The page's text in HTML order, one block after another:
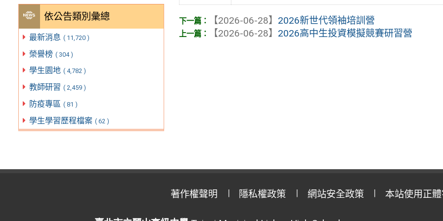
依公告類別彙總
最新消息 ( 11,720 )
榮譽榜 ( 304 )
學生園地 ( 4,782 )
教師研習 ( 2,459 )
防疫專區 ( 81 )
學生學習歷程檔案 ( 62 )
【2026-06-28】 2026新世代領袖培訓營
【2026-06-28】 2026高中生投資模擬競賽研習營
著作權聲明 隱私權政策 網站安全政策 本站使用正